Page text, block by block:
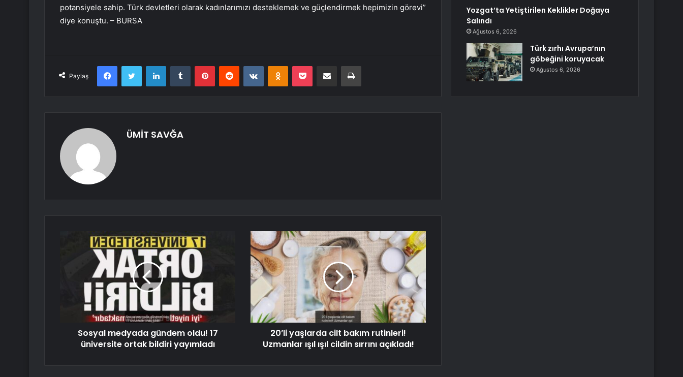
potansiyele sahip. Türk devletleri olarak kadınlarımızı desteklemek ve güçlendirmek hepimizin görevi”
diye konuştu. – BURSA
Paylaş
FacebookTwitter LinkedInTumblr PinterestReddit VKontakteOdnoklassniki
Pocket E-Posta ile paylaş Yazdır
ÜMİT SAVĞA
Sosyal medyada gündem oldu! 17
üniversite ortak bildiri yayımladı
20’li yaşlarda cilt bakım rutinleri!
Uzmanlar ışıl ışıl cildin sırrını açıkladı!
Yozgat’ta Yetiştirilen Keklikler Doğaya
Salındı
Ağustos 6, 2026
Türk zırhı Avrupa’nın
göbeğini koruyacak
Ağustos 6, 2026